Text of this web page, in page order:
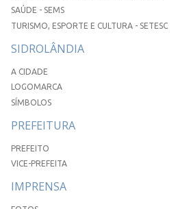
SAÚDE - SEMS
TURISMO, ESPORTE E CULTURA - SETESC
SIDROLÂNDIA
A CIDADE
LOGOMARCA
SÍMBOLOS
PREFEITURA
PREFEITO
VICE-PREFEITA
IMPRENSA